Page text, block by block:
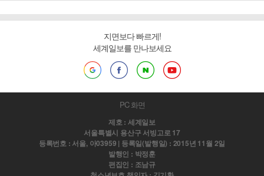
지면보다 빠르게!
세계일보를 만나보세요
PC 화면
제호 : 세계일보
서울특별시 용산구 서빙고로 17
등록번호 : 서울, 아03959 | 등록일(발행일) : 2015년 11월 2일
발행인 : 박정훈
편집인 : 조남규